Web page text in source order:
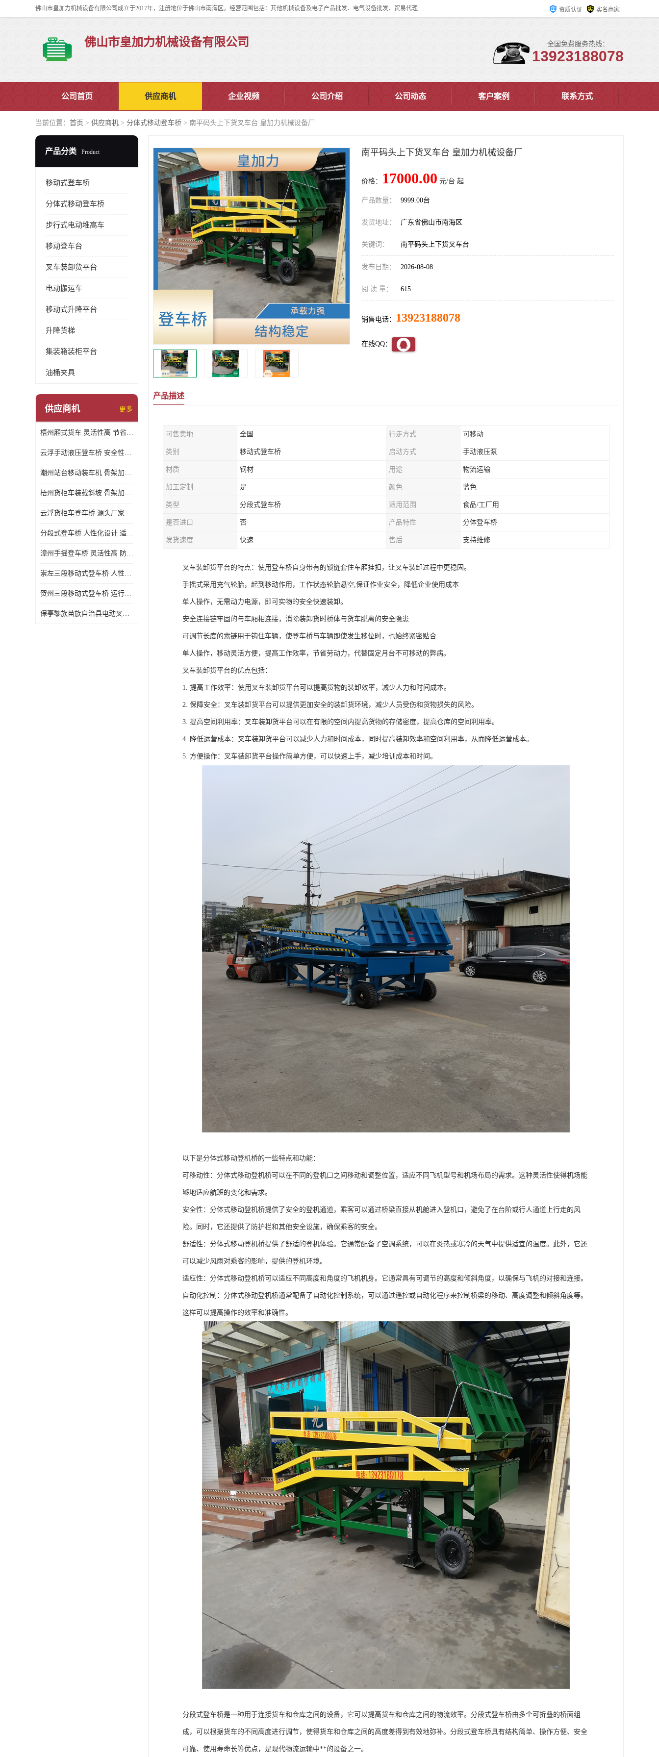
佛山市皇加力机械设备有限公司成立于2017年，注册地位于佛山市南海区。经营范围包括：其他机械设备及电子产品批发、电气设备批发、贸易代理、五金产品批发等；主要产品有：移动式登车桥、叉车装卸货平台、移动式升降机、升降货梯、油桶夹具、电动堆高车。 资质认证 实名商家
佛山市皇加力机械设备有限公司 全国免费服务热线：
13923188078
公司首页 供应商机 企业视频 公司介绍 公司动态 客户案例 联系方式
当前位置： 首页 > 供应商机 > 分体式移动登车桥 > 南平码头上下货叉车台 皇加力机械设备厂
产品分类 Product
移动式登车桥
分体式移动登车桥
步行式电动堆高车
移动登车台
叉车装卸货平台
电动搬运车
移动式升降平台
升降货梯
集装箱装柜平台
油桶夹具
供应商机 更多
梧州厢式货车 灵活性高 节省空间
云浮手动液压登车桥 安全性较高 节省空间
潮州站台移动装车机 骨架加密 承载更强 皇加力机械设备厂
梧州货柜车装载斜坡 骨架加密 承载更强 皇加力机械设备厂
云浮货柜车登车桥 源头厂家 提高装卸作业效率
分段式登车桥 人性化设计 适用性广
漳州手摇登车桥 灵活性高 防滑性能好
崇左三段移动式登车桥 人性化设计 防滑性能好
贺州三段移动式登车桥 运行可靠 防滑性能好
保亭黎族苗族自治县电动叉车 性能稳定 运行平稳
南平码头上下货叉车台 皇加力机械设备厂
价格： 17000.00 元/台 起
产品数量： 9999.00台
发货地址： 广东省佛山市南海区
关键词： 南平码头上下货叉车台
发布日期： 2026-08-08
阅 读 量： 615
销售电话： 13923188078
在线QQ：
产品描述
可售卖地 全国 行走方式 可移动
类别 移动式登车桥 启动方式 手动液压泵
材质 钢材 用途 物流运输
加工定制 是 颜色 蓝色
类型 分段式登车桥 适用范围 食品/工厂用
是否进口 否 产品特性 分体登车桥
发货速度 快速 售后 支持维修
叉车装卸货平台的特点：使用登车桥自身带有的锁链套住车厢挂扣，让叉车装卸过程中更稳固。
手摇式采用充气轮胎，起到移动作用，工作状态轮胎悬空,保证作业安全，降低企业使用成本
单人操作，无需动力电源，即可实物的安全快速装卸。
安全连接链牢固的与车厢相连接，消除装卸货时桥体与货车脱离的安全隐患
可调节长度的索链用于钩住车辆，使登车桥与车辆即使发生移位时，也始终紧密贴合
单人操作，移动灵活方便，提高工作效率，节省劳动力，代替固定月台不可移动的弊病。
叉车装卸货平台的优点包括：
1. 提高工作效率：使用叉车装卸货平台可以提高货物的装卸效率，减少人力和时间成本。
2. 保障安全：叉车装卸货平台可以提供更加安全的装卸货环境，减少人员受伤和货物损失的风险。
3. 提高空间利用率：叉车装卸货平台可以在有限的空间内提高货物的存储密度，提高仓库的空间利用率。
4. 降低运营成本：叉车装卸货平台可以减少人力和时间成本，同时提高装卸效率和空间利用率，从而降低运营成本。
5. 方便操作：叉车装卸货平台操作简单方便，可以快速上手，减少培训成本和时间。
以下是分体式移动登机桥的一些特点和功能：
可移动性：分体式移动登机桥可以在不同的登机口之间移动和调整位置，适应不同飞机型号和机场布局的需求。这种灵活性使得机场能
够地适应航班的变化和需求。
安全性：分体式移动登机桥提供了安全的登机通道，乘客可以通过桥梁直接从机舱进入登机口，避免了在台阶或行人通道上行走的风
险。同时，它还提供了防护栏和其他安全设施，确保乘客的安全。
舒适性：分体式移动登机桥提供了舒适的登机体验。它通常配备了空调系统，可以在炎热或寒冷的天气中提供适宜的温度。此外，它还
可以减少风雨对乘客的影响，提供的登机环境。
适应性：分体式移动登机桥可以适应不同高度和角度的飞机机身。它通常具有可调节的高度和倾斜角度，以确保与飞机的对接和连接。
自动化控制：分体式移动登机桥通常配备了自动化控制系统，可以通过遥控或自动化程序来控制桥梁的移动、高度调整和倾斜角度等。
这样可以提高操作的效率和准确性。
分段式登车桥是一种用于连接货车和仓库之间的设备，它可以提高货车和仓库之间的物流效率。分段式登车桥由多个可折叠的桥面组
成，可以根据货车的不同高度进行调节，使得货车和仓库之间的高度差得到有效地弥补。分段式登车桥具有结构简单、操作方便、安全
可靠、使用寿命长等优点，是现代物流运输中**的设备之一。